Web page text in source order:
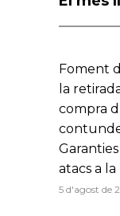
Foment
la
compra
atacs a
5 d'agost de